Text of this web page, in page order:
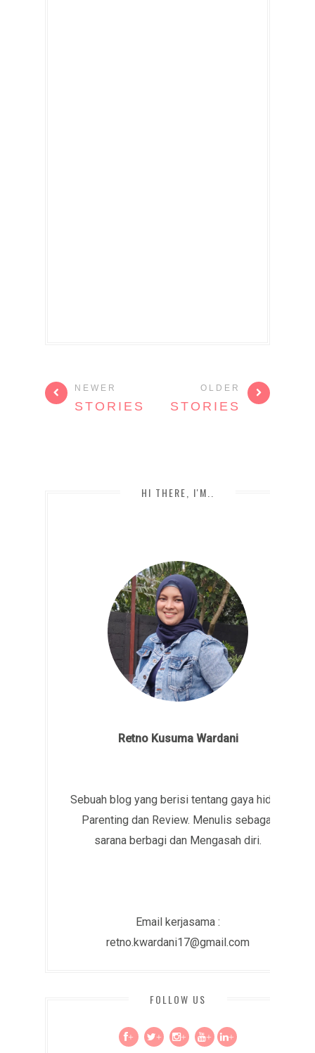
NEWER
STORIES
OLDER
STORIES
HI THERE, I'M..
Retno Kusuma Wardani
Sebuah blog yang berisi tentang gaya hidup,
Parenting dan Review. Menulis sebagai
sarana berbagi dan Mengasah diri.
Email kerjasama :
retno.kwardani17@gmail.com
FOLLOW US
+ + + + +